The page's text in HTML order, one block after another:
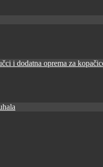
i dodatna oprema za